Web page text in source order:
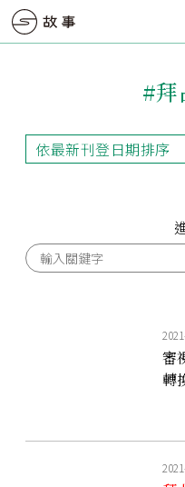
#拜
依最新刊登日期排序
依最新刊登日期排序
審
轉